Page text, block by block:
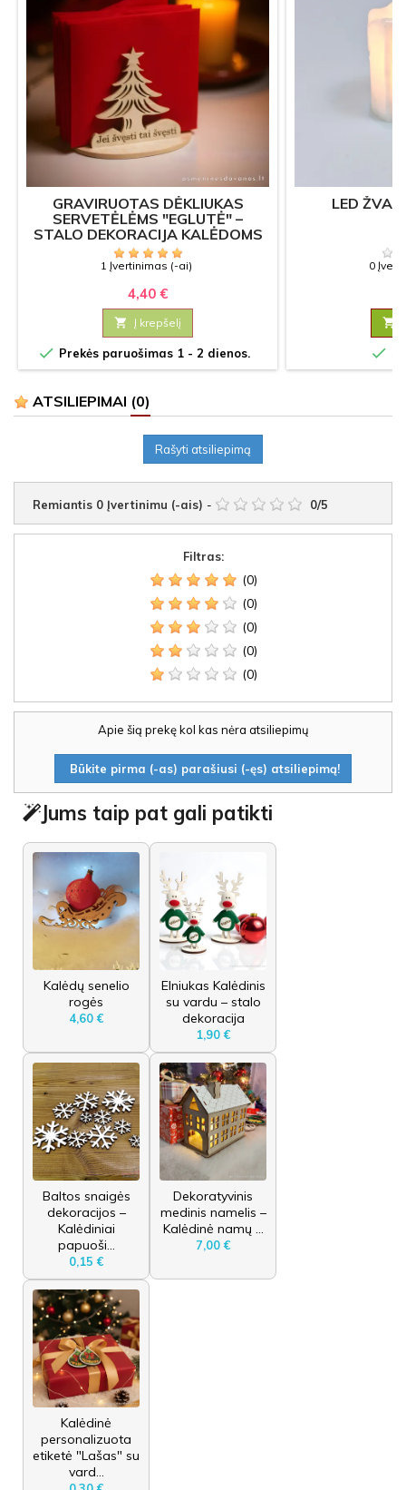
GRAVIRUOTAS DĖKLIUKAS
SERVETĖLĖMS "EGLUTĖ" –
STALO DEKORACIJA KALĖDOMS
1 Įvertinimas (-ai)
4,40 €
 Į krepšelį
 Prekės paruošimas 1 - 2 dienos.
LED
0


ATSILIEPIMAI (0)
Rašyti atsiliepimą
Remiantis 0 Įvertinimu (-ais) - 0/5
Filtras:
(0)
(0)
(0)
(0)
(0)
Apie šią prekę kol kas nėra atsiliepimų
Būkite pirma (-as) parašiusi (-ęs) atsiliepimą!
Jums taip pat gali patikti
Kalėdų senelio
rogės
4,60 €
Elniukas Kalėdinis
su vardu – stalo
dekoracija
1,90 €
Baltos snaigės
dekoracijos –
Kalėdiniai
papuoši...
0,15 €
Dekoratyvinis
medinis namelis –
Kalėdinė namų ...
7,00 €
Kalėdinė
personalizuota
etiketė "Lašas" su
vard...